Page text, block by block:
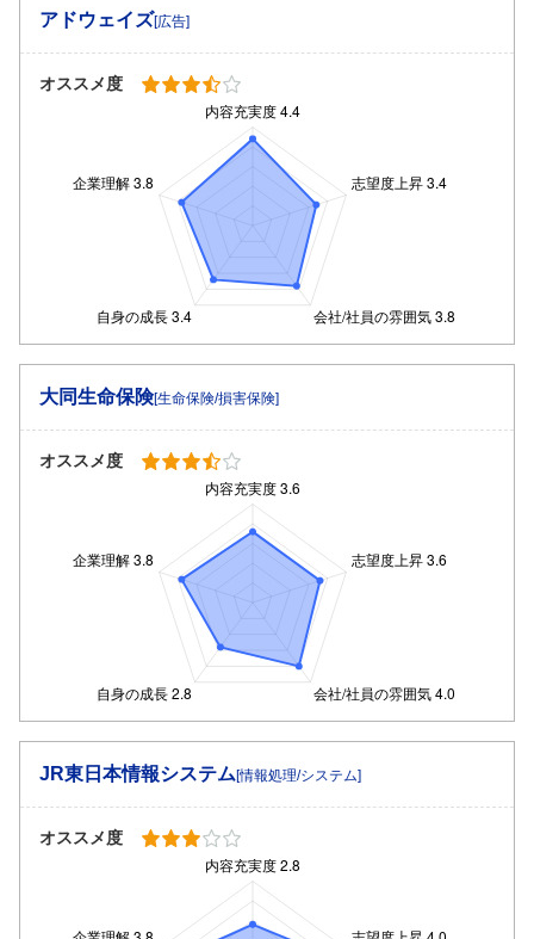
アドウェイズ[広告]
オススメ度
大同生命保険[生命保険/損害保険]
オススメ度
JR東日本情報システム[情報処理/システム]
オススメ度